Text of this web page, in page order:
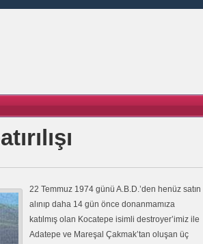
22 Temmuz 1974 günü A.B.D.’den henüz satın
alınıp daha 14 gün önce donanmamıza
katılmış olan Kocatepe isimli destroyer’imiz ile
Adatepe ve Mareşal Çakmak’tan oluşan üç